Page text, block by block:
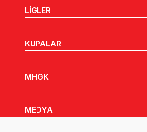
LİGLER
KUPALAR
MHGK
MEDYA